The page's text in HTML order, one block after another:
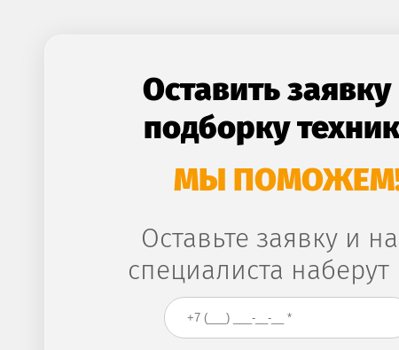
Оставить заявку
подборку
МЫ
Оставьте заявку и
специалиста наберут
Ваш номер телефона